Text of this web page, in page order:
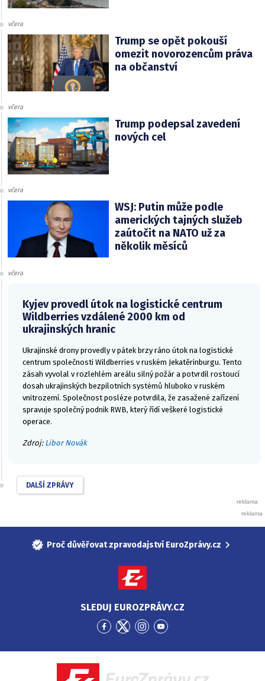
včera
Trump se opět pokouší
omezit novorozencům práva
na občanství
včera
Trump podepsal zavedení
nových cel
včera
WSJ: Putin může podle
amerických tajných služeb
zaútočit na NATO už za
několik měsíců
včera
Kyjev provedl útok na logistické centrum
Wildberries vzdálené 2000 km od
ukrajinských hranic
Ukrajinské drony provedly v pátek brzy ráno útok na logistické
centrum společnosti Wildberries v ruském Jekatěrinburgu. Tento
zásah vyvolal v rozlehlém areálu silný požár a potvrdil rostoucí
dosah ukrajinských bezpilotních systémů hluboko v ruském
vnitrozemí. Společnost posléze potvrdila, že zasažené zařízení
spravuje společný podnik RWB, který řídí veškeré logistické
operace.
Zdroj: Libor Novák
DALŠÍ ZPRÁVY
Proč důvěřovat zpravodajství EuroZprávy.cz
SLEDUJ EUROZPRÁVY.CZ
Přejít
Facebook
Přejít
Twitter
Přejít
Instagram
Přejít
YouTube
EuroZprávy.cz